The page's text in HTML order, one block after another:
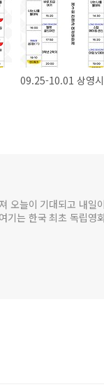
09.25-10.01 상영
오늘이 기대되고 내일
기는 한국 최초 독립영